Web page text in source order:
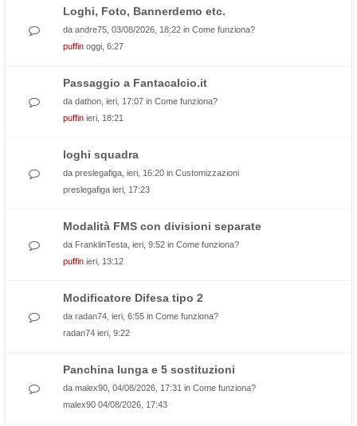
Loghi, Foto, Bannerdemo etc.
da andre75 , 03/08/2026, 18:22 in Come funziona?
puffin oggi, 6:27
Passaggio a Fantacalcio.it
da dathon , ieri, 17:07 in Come funziona?
puffin ieri, 18:21
loghi squadra
da preslegafiga , ieri, 16:20 in Customizzazioni
preslegafiga ieri, 17:23
Modalità FMS con divisioni separate
da FranklinTesta , ieri, 9:52 in Come funziona?
puffin ieri, 13:12
Modificatore Difesa tipo 2
da radan74 , ieri, 6:55 in Come funziona?
radan74 ieri, 9:22
Panchina lunga e 5 sostituzioni
da malex90 , 04/08/2026, 17:31 in Come funziona?
malex90 04/08/2026, 17:43